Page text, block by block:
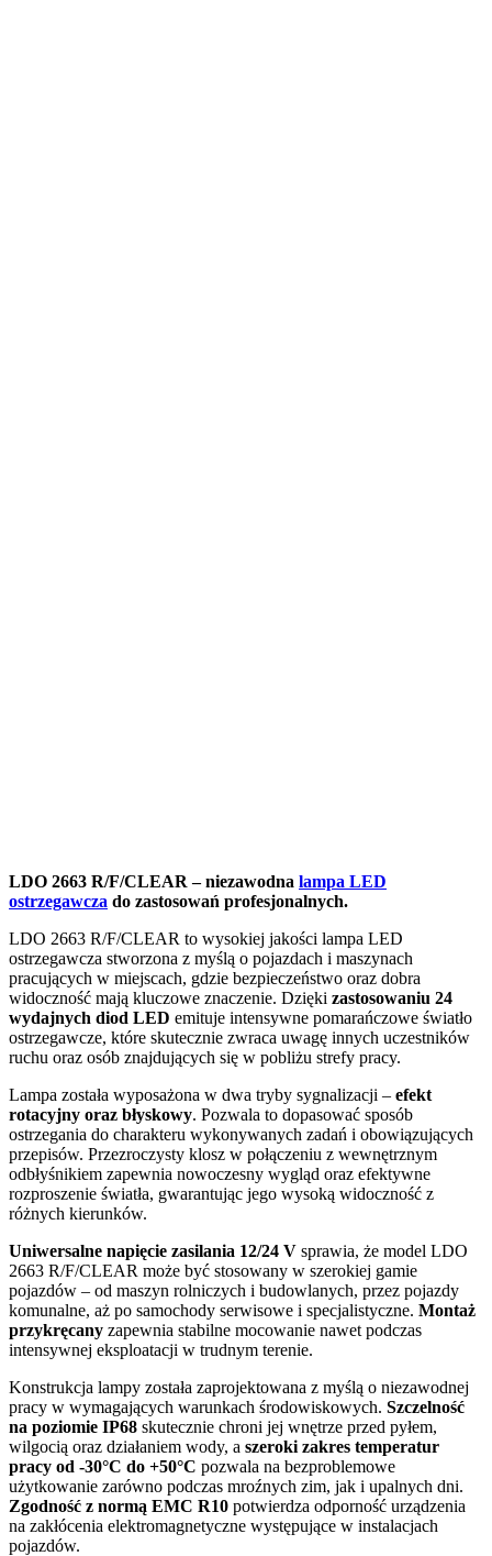
LDO 2663 R/F/CLEAR – niezawodna lampa LED
ostrzegawcza do zastosowań profesjonalnych.
LDO 2663 R/F/CLEAR to wysokiej jakości lampa LED
ostrzegawcza stworzona z myślą o pojazdach i maszynach
pracujących w miejscach, gdzie bezpieczeństwo oraz dobra
widoczność mają kluczowe znaczenie. Dzięki zastosowaniu 24
wydajnych diod LED emituje intensywne pomarańczowe światło
ostrzegawcze, które skutecznie zwraca uwagę innych uczestników
ruchu oraz osób znajdujących się w pobliżu strefy pracy.
Lampa została wyposażona w dwa tryby sygnalizacji – efekt
rotacyjny oraz błyskowy. Pozwala to dopasować sposób
ostrzegania do charakteru wykonywanych zadań i obowiązujących
przepisów. Przezroczysty klosz w połączeniu z wewnętrznym
odbłyśnikiem zapewnia nowoczesny wygląd oraz efektywne
rozproszenie światła, gwarantując jego wysoką widoczność z
różnych kierunków.
Uniwersalne napięcie zasilania 12/24 V sprawia, że model LDO
2663 R/F/CLEAR może być stosowany w szerokiej gamie
pojazdów – od maszyn rolniczych i budowlanych, przez pojazdy
komunalne, aż po samochody serwisowe i specjalistyczne. Montaż
przykręcany zapewnia stabilne mocowanie nawet podczas
intensywnej eksploatacji w trudnym terenie.
Konstrukcja lampy została zaprojektowana z myślą o niezawodnej
pracy w wymagających warunkach środowiskowych. Szczelność
na poziomie IP68 skutecznie chroni jej wnętrze przed pyłem,
wilgocią oraz działaniem wody, a szeroki zakres temperatur
pracy od -30°C do +50°C pozwala na bezproblemowe
użytkowanie zarówno podczas mroźnych zim, jak i upalnych dni.
Zgodność z normą EMC R10 potwierdza odporność urządzenia
na zakłócenia elektromagnetyczne występujące w instalacjach
pojazdów.